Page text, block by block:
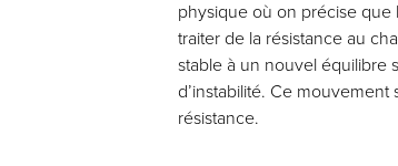
physique où on précise que
traiter de la résistance au
stable à un nouvel équilibre
d’instabilité. Ce
résistance.